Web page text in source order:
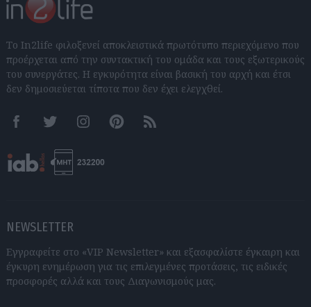
Το In2life φιλοξενεί αποκλειστικά πρωτότυπο περιεχόμενο που
προέρχεται από την συντακτική του ομάδα και τους εξωτερικούς
του συνεργάτες. Η εγκυρότητα είναι βασική του αρχή και έτσι
δεν δημοσιεύεται τίποτα που δεν έχει ελεγχθεί.
FacebookTwitter InstagramPinterestRSS feeds
NEWSLETTER
Εγγραφείτε στο «VIP Newsletter» και εξασφαλίστε έγκαιρη και
έγκυρη ενημέρωση για τις επιλεγμένες προτάσεις, τις ειδικές
προσφορές αλλά και τους Διαγωνισμούς μας.